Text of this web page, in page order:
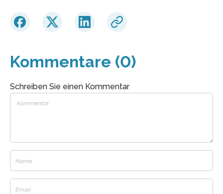
Kommentare (0)
Schreiben Sie einen Kommentar